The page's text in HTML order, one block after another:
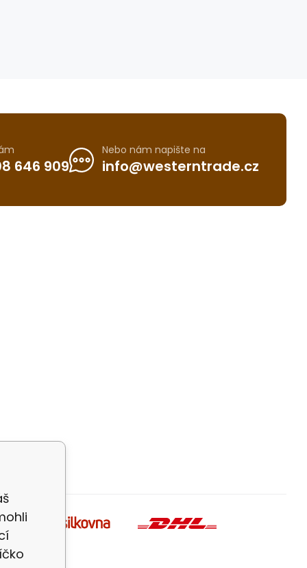
646 909
Nebo nám napište na
info@westerntrade.cz